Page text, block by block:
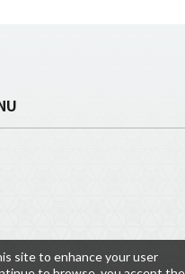
site to enhance your user